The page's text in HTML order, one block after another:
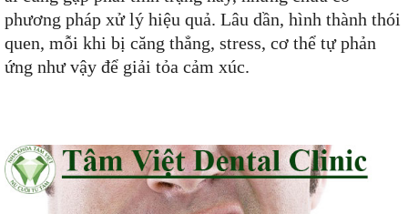
phương pháp xử lý hiệu quả. Lâu dần, hình thành thói
quen, mỗi khi bị căng thẳng, stress, cơ thể tự phản
ứng như vậy để giải tỏa cảm xúc.